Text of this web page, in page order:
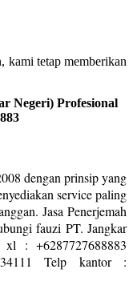
kami tetap memberikan
Negeri) Profesional
dengan prinsip yang
service paling
Jasa Penerjemah
fauzi PT. Jangkar
: +6287727688883
Telp kantor :